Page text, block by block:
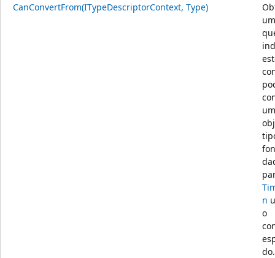
CanConvertFrom(ITypeDescriptorContext, Type)
um
n
o
do.